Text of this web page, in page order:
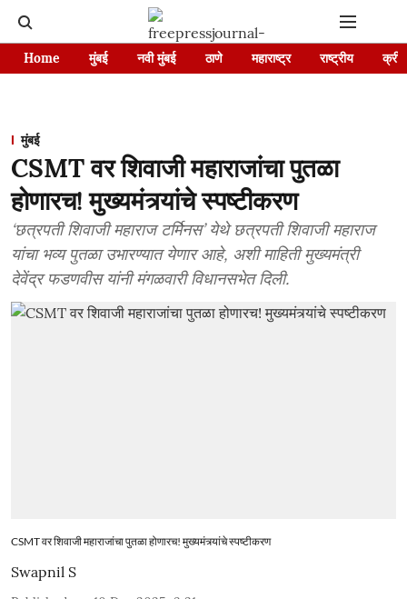
Home मुंबई नवी मुंबई ठाणे महाराष्ट्र राष्ट्रीय
मुंबई
CSMT वर शिवाजी महाराजांचा पुतळा
होणारच! मुख्यमंत्र्यांचे स्पष्टीकरण
‘छत्रपती शिवाजी महाराज टर्मिनस’ येथे छत्रपती शिवाजी महाराज
यांचा भव्य पुतळा उभारण्यात येणार आहे, अशी माहिती मुख्यमंत्री
देवेंद्र फडणवीस यांनी मंगळवारी विधानसभेत दिली.
CSMT वर शिवाजी महाराजांचा पुतळा होणारच! मुख्यमंत्र्यांचे स्पष्टीकरण
Swapnil S